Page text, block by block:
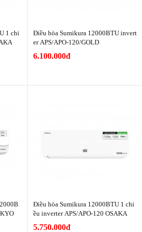
1 chi
Điều hòa Sumikura 12000BTU invert
er APS/APO-120/GOLD
6.100.000đ
Điều hòa Sumikura 12000BTU 1 chi
ều inverter APS/APO-120 OSAKA
5.750.000đ